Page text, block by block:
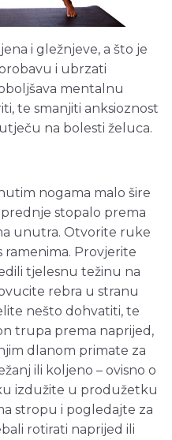
i gležnjeve, a što je
i ubrzati
mentalnu
te smanjiti anksioznost
na bolesti želuca.
nogama malo šire
stopalo prema
unutra. Otvorite ruke
Provjerite
tjelesnu težinu na
rebra u stranu
nešto dohvatiti, te
trupa prema naprijed,
dlanom primate za
ili koljeno – ovisno o
izdužite u produžetku
stropu i pogledajte za
rotirati naprijed ili